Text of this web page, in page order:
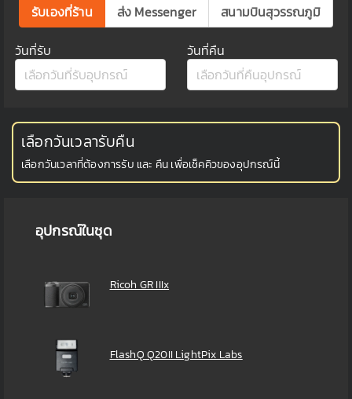
รับเองที่ร้าน
ส่ง Messenger สนามบินสุวรรณภูมิ
วันที่รับ วันที่คืน
เลือกวันเวลารับคืน
เลือกวันเวลาที่ต้องการรับ และ คืน เพื่อเช็คคิวของอุปกรณ์นี้
อุปกรณ์ในชุด
Ricoh GR IIIx
FlashQ Q20II LightPix Labs